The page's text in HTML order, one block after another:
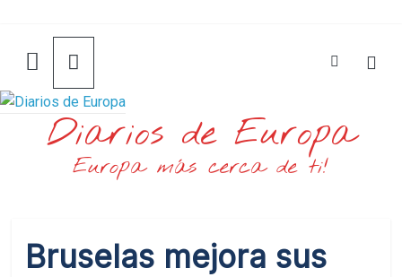
contenido
Diarios de Europa
Europa más cerca de ti!
Bruselas mejora sus